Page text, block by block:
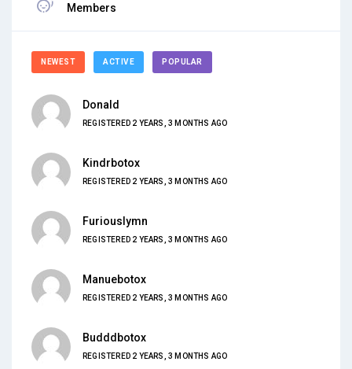
Members
NEWEST ACTIVE POPULAR
Donald
REGISTERED 2 YEARS, 3 MONTHS AGO
Kindrbotox
REGISTERED 2 YEARS, 3 MONTHS AGO
Furiouslymn
REGISTERED 2 YEARS, 3 MONTHS AGO
Manuebotox
REGISTERED 2 YEARS, 3 MONTHS AGO
Budddbotox
REGISTERED 2 YEARS, 3 MONTHS AGO